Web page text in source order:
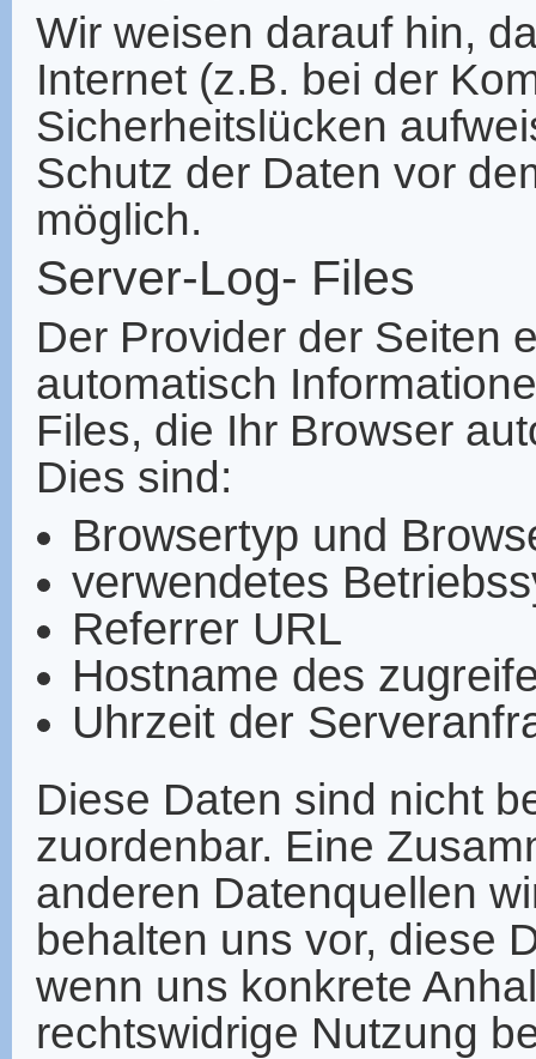
Wir weisen darauf hin,
Internet (z.B. bei der
Sicherheitslücken
Schutz der Daten vor
möglich.
Server-Log- Files
Der Provider der Seiten
automatisch
Files, die Ihr Browser
Dies sind:
Browsertyp und
verwendetes
Referrer URL
Hostname des
Uhrzeit der
Diese Daten sind nicht
zuordenbar. Eine
anderen Datenquellen
behalten uns vor, diese
wenn uns konkrete
rechtswidrige Nutzung